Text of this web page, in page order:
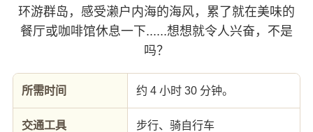
环游群岛，感受濑户内海的海风，累了就在美味的
餐厅或咖啡馆休息一下......想想就令人兴奋，不是
吗？
所需时间 约 4 小时 30 分钟。
交通工具 步行、骑自行车